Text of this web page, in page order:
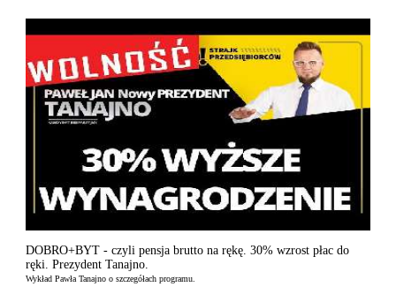
DOBRO+BYT - czyli pensja brutto na rękę. 30% wzrost płac do
ręki. Prezydent Tanajno.
Wykład Pawła Tanajno o szczegółach programu.